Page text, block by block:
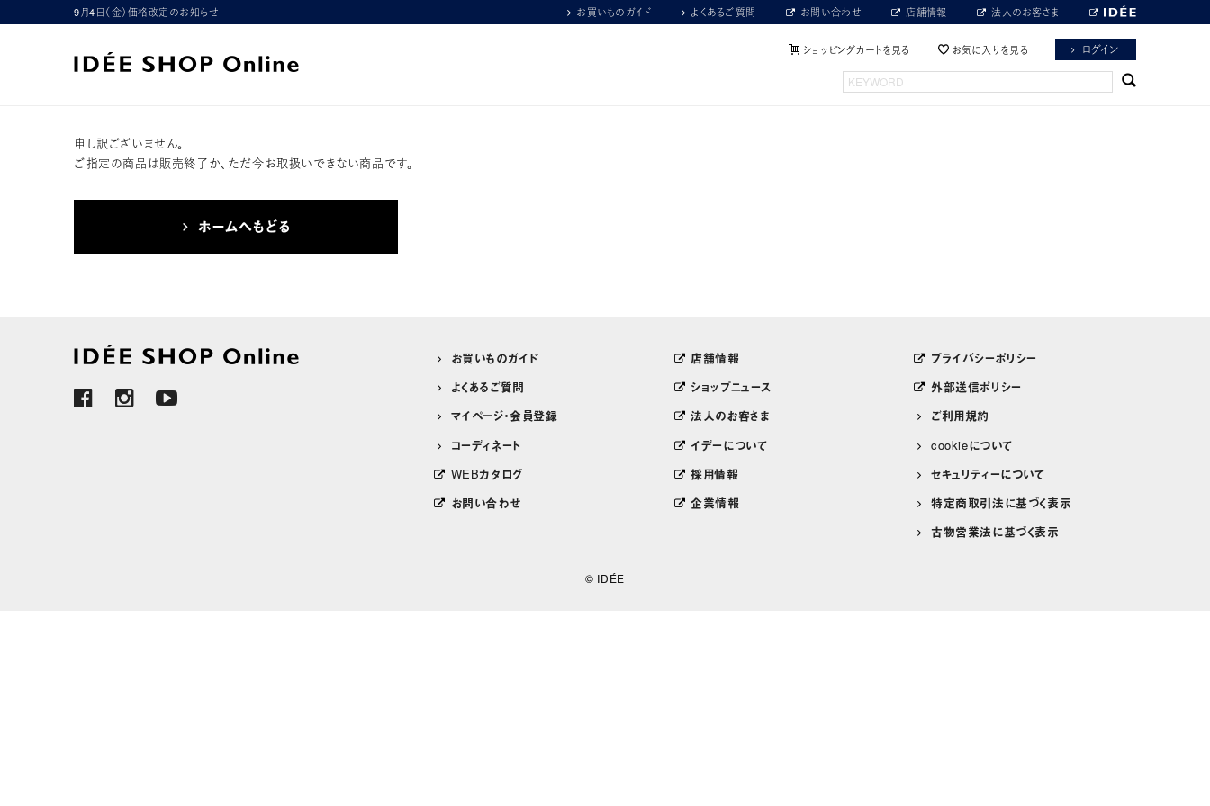
9月4日（金）価格改定のお知らせ お買いものガイド よくあるご質問 お問い合わせ 店舗情報 法人のお客さま
ショッピングカートを見る お気に入りを見る ログイン
申し訳ございません。
ご指定の商品は販売終了か、ただ今お取扱いできない商品です。
お買いものガイド
よくあるご質問
マイページ・会員登録
コーディネート
WEBカタログ
お問い合わせ
店舗情報
ショップニュース
法人のお客さま
イデーについて
採用情報
企業情報
プライバシーポリシー
外部送信ポリシー
ご利用規約
cookieについて
セキュリティーについて
特定商取引法に基づく表示
古物営業法に基づく表示
© IDÉE